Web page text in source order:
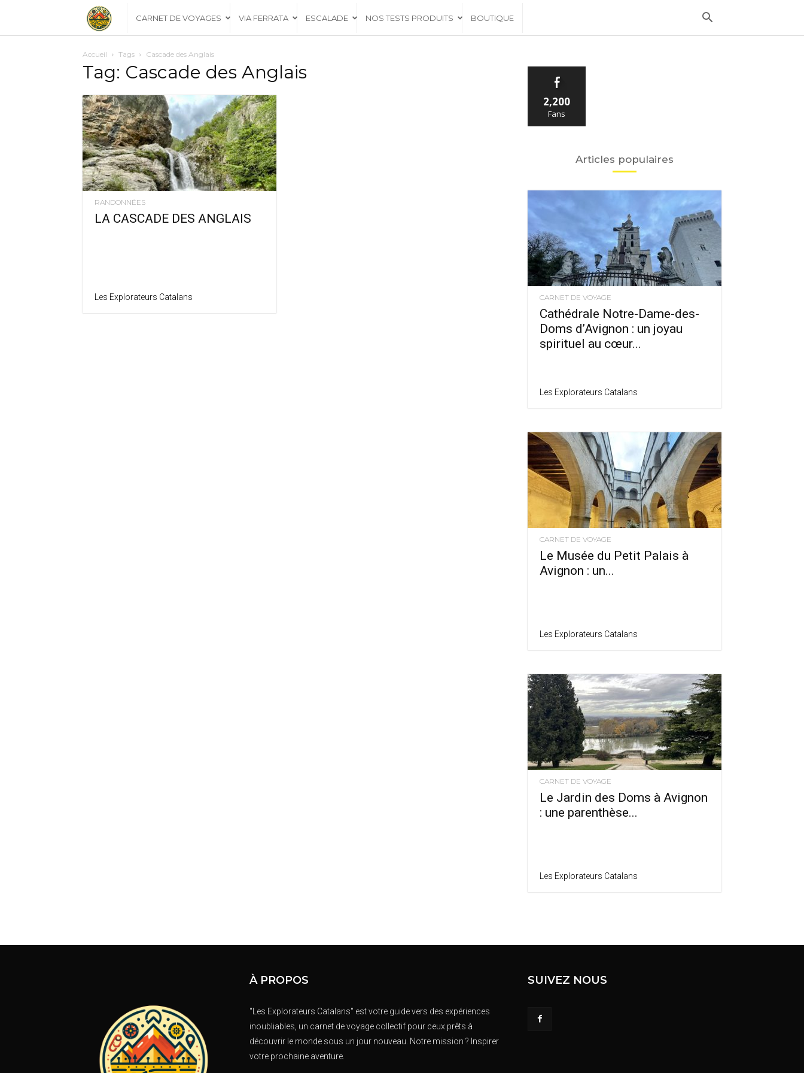
Les
Explorateurs
CARNET DE VOYAGES VIA FERRATA ESCALADE NOS TESTS PRODUITS BOUTIQUE
Accueil Tags Cascade des Anglais
Tag: Cascade des Anglais
RANDONNÉES
LA CASCADE DES ANGLAIS
Les Explorateurs Catalans
2,200
Fans
Articles populaires
CARNET DE VOYAGE
Cathédrale Notre-Dame-des-
Doms d’Avignon : un joyau
spirituel au cœur...
Les Explorateurs Catalans
CARNET DE VOYAGE
Le Musée du Petit Palais à
Avignon : un...
Les Explorateurs Catalans
CARNET DE VOYAGE
Le Jardin des Doms à Avignon
: une parenthèse...
Les Explorateurs Catalans
À PROPOS
"Les Explorateurs Catalans" est votre guide vers des expériences
inoubliables, un carnet de voyage collectif pour ceux prêts à
découvrir le monde sous un jour nouveau. Notre mission ? Inspirer
votre prochaine aventure.
SUIVEZ NOUS